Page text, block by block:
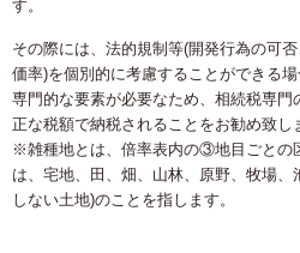
す。
その際には、法的規制等(開発行為の可
価率)を個別的に考慮することができる
専門的な要素が必要なため、相続税専門
正な税額で納税されることをお勧め致し
※雑種地とは、倍率表内の③地目ごとの
は、宅地、田、畑、山林、原野、牧場、
しない土地)のことを指します。